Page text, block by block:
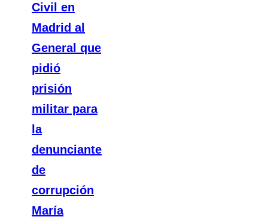
Civil en
Madrid al
General que
pidió
prisión
militar para
la
denunciante
de
corrupción
María